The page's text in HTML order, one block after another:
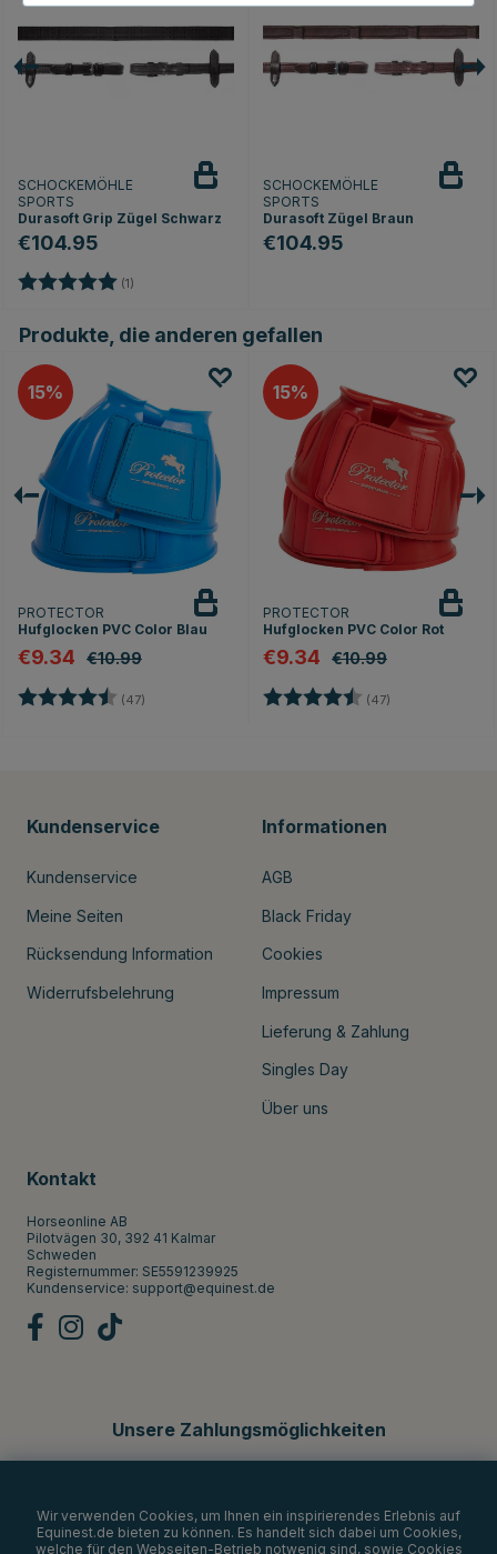
SCHOCKEMÖHLE
SPORTS
Durasoft Grip Zügel Schwarz
€104.95
Bewertung: (1)
SCHOCKEMÖHLE
SPORTS
Durasoft Zügel Braun
€104.95
Produkte, die anderen gefallen
15
PROTECTOR
Hufglocken PVC Color Blau
€9.34 €10.99
Bewertung: (47)
15
PROTECTOR
Hufglocken PVC Color Rot
€9.34 €10.99
Bewertung: (47)
Kundenservice
Kundenservice
Meine Seiten
Rücksendung Information
Widerrufsbelehrung
Informationen
AGB
Black Friday
Cookies
Impressum
Lieferung & Zahlung
Singles Day
Über uns
Kontakt
Horseonline AB
Pilotvägen 30, 392 41 Kalmar
Schweden
Registernummer: SE5591239925
Kundenservice: support@equinest.de
Unsere Zahlungsmöglichkeiten
Wir verwenden Cookies, um Ihnen ein inspirierendes Erlebnis auf
Equinest.de bieten zu können. Es handelt sich dabei um Cookies,
welche für den Webseiten-Betrieb notwenig sind, sowie Cookies